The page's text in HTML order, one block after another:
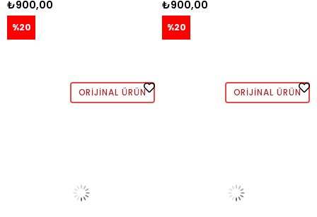
₺900,00
%20
₺900,00
%20
ORIJINAL ÜRÜN ORIJINAL ÜRÜN